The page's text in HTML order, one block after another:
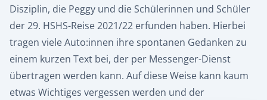
Disziplin, die Peggy und die Schülerinnen und Schüler
der 29. HSHS-Reise 2021/22 erfunden haben. Hierbei
tragen viele Auto:innen ihre spontanen Gedanken zu
einem kurzen Text bei, der per Messenger-Dienst
übertragen werden kann. Auf diese Weise kann kaum
etwas Wichtiges vergessen werden und der